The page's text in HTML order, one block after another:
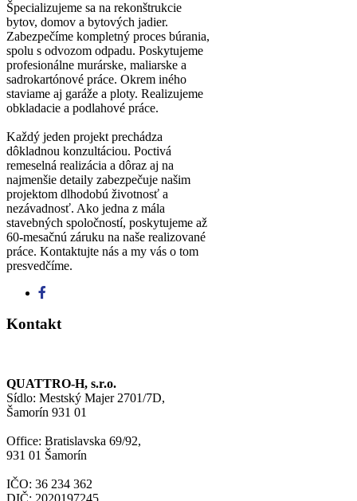
Špecializujeme sa na rekonštrukcie
bytov, domov a bytových jadier.
Zabezpečíme kompletný proces búrania,
spolu s odvozom odpadu. Poskytujeme
profesionálne murárske, maliarske a
sadrokartónové práce. Okrem iného
staviame aj garáže a ploty. Realizujeme
obkladacie a podlahové práce.
Každý jeden projekt prechádza
dôkladnou konzultáciou. Poctivá
remeselná realizácia a dôraz aj na
najmenšie detaily zabezpečuje našim
projektom dlhodobú životnosť a
nezávadnosť. Ako jedna z mála
stavebných spoločností, poskytujeme až
60-mesačnú záruku na naše realizované
práce. Kontaktujte nás a my vás o tom
presvedčíme.
Kontakt
QUATTRO-H, s.r.o.
Sídlo: Mestský Majer 2701/7D,
Šamorín 931 01
Office: Bratislavska 69/92,
931 01 Šamorín
IČO: 36 234 362
DIČ: 2020197245